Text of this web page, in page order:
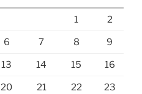
1 2
6 7 8 9
13 14 15 16
20 21 22 23